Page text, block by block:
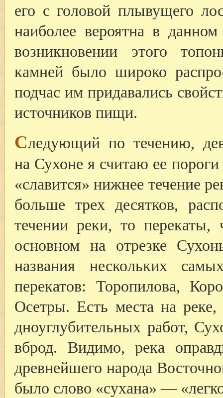
его с головой плывущего
наиболее вероятна в
возникновении этого
камней было широко
подчас им придавались
источников пищи.
Следующий по течению,
на Сухоне я считаю ее
«славится» нижнее течение
больше трех десятков,
течении реки, то перекаты,
основном на отрезке
названия нескольких
перекатов: Торопилова,
Осетры. Есть места на
дноуглубительных работ,
вброд. Видимо, река
древнейшего народа
было слово «сухана» —